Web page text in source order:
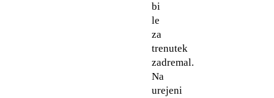
bi
le
za
trenutek
zadremal.
Na
urejeni